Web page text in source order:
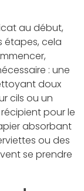
au début,
étapes, cela
: une
doux
cils ou un
pour le
absorbant
ou des
se prendre